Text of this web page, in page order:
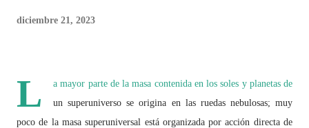
diciembre 21, 2023
L
a mayor parte de la masa contenida en los soles y planetas de
un superuniverso se origina en las ruedas nebulosas; muy
poco de la masa superuniversal está organizada por acción directa de